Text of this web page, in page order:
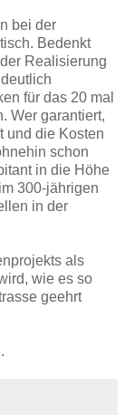
bei der
Bedenkt
Realisierung
für das 20 mal
Wer garantiert,
und die Kosten
schon
in die Höhe
300-jährigen
in der
als
wie es so
geehrt